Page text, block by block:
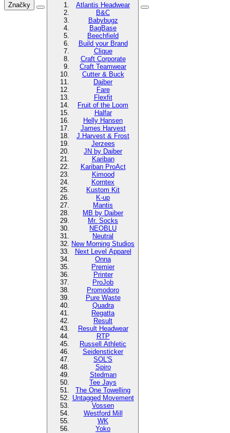
Značky
Atlantis Headwear
B&C
Babybugz
BagBase
Beechfield
Build your Brand
Clique
Craft Corporate
Craft Teamwear
Cutter & Buck
Daiber
Fare
Flexfit
Fruit of the Loom
Halfar
Helly Hansen
James Harvest
J.Harvest & Frost
Jerzees
JN by Daiber
Kariban
Kariban ProAct
Kimood
Korntex
Kustom Kit
K-up
Mantis
MB by Daiber
Mr. Socks
NEOBLU
Neutral
New Morning Studios
Next Level Apparel
Onna
Premier
Printer
ProJob
Promodoro
Pure Waste
Quadra
Regatta
Result
Result Headwear
RTP
Russell Athletic
Seidensticker
SOL'S
Spiro
Stedman
Tee Jays
The One Towelling
Untagged Movement
Vossen
Westford Mill
WK
Yoko